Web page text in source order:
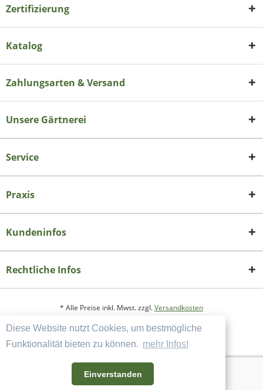
Diese Website nutzt Cookies, um bestmögliche
Funktionalität bieten zu können. mehr Infos!
Einverstanden
Zertifizierung
Katalog
Zahlungsarten & Versand
Unsere Gärtnerei
Service
Praxis
Kundeninfos
Rechtliche Infos
* Alle Preise inkl. Mwst. zzgl.Versandkosten
Copyright
Datenschutzerklärung
Widerrufsbelehrung und Muster-Widerrufsformular
AGB und Kundeninformation